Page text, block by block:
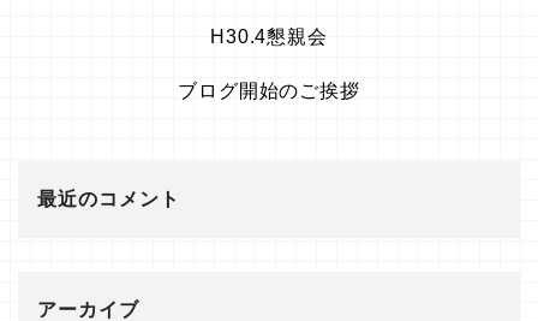
H30.4懇親会
ブログ開始のご挨拶
最近のコメント
アーカイブ